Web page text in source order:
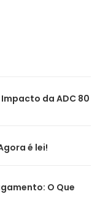
da ADC 80
é lei!
O Que